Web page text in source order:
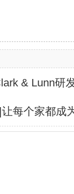
& Lunn研
每个家都成